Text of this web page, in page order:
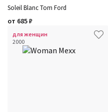
Soleil Blanc Tom Ford
от 685₽
для женщин
2000